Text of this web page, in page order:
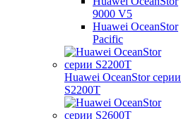
9000 V5
Huawei OceanStor
Pacific
Huawei OceanStor серии
S2200T